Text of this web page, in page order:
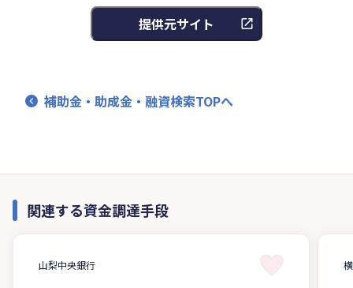
提供元サイト
補助金・助成金・融資検索TOPへ
関連する資金調達手段
山梨中央銀行